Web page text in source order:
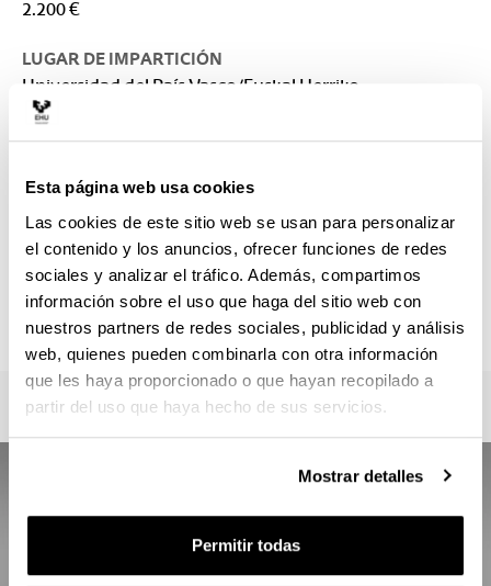
Esta página web usa cookies
Las cookies de este sitio web se usan para personalizar
el contenido y los anuncios, ofrecer funciones de redes
sociales y analizar el tráfico. Además, compartimos
información sobre el uso que haga del sitio web con
nuestros partners de redes sociales, publicidad y análisis
web, quienes pueden combinarla con otra información
que les haya proporcionado o que hayan recopilado a
partir del uso que haya hecho de sus servicios.
Mostrar detalles
Permitir todas
2.200 €
LUGAR DE IMPARTICIÓN
Universidad del País Vasco/Euskal Herriko
Unibertsitatea: Facultad de Medicina y Enfermería
Responsable del Máster :
GUERRICAGOITIA MARINA, INMACULADA
Secretaría :
Javier Villar
postgrados.fme@ehu.eus